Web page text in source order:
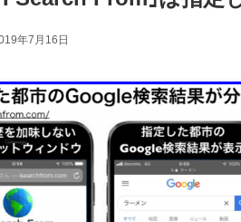
年7月16日